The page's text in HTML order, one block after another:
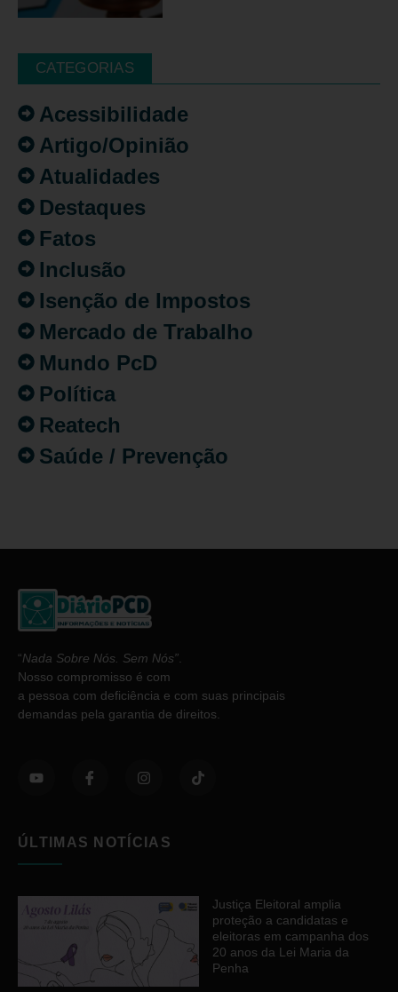
CATEGORIAS
Acessibilidade
Artigo/Opinião
Atualidades
Destaques
Fatos
Inclusão
Isenção de Impostos
Mercado de Trabalho
Mundo PcD
Política
Reatech
Saúde / Prevenção
“Nada Sobre Nós. Sem Nós”
Nosso compromisso é com
a pessoa com deficiência e com suas principais
demandas pela garantia de direitos.
ÚLTIMAS NOTÍCIAS
Justiça Eleitoral amplia
proteção a candidatas e
eleitoras em campanha dos
20 anos da Lei Maria da
Penha